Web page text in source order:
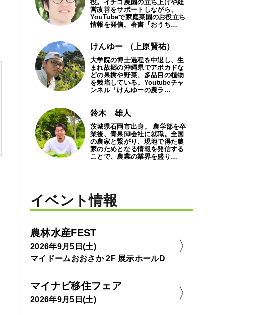
役。イチゴ農園の立ち上げや経
営改善をサポートしながら、
YouTubeで家庭菜園のお役立ち
情報を発信。著書『おうち…
けんゆー （上原賢祐）
大学院の博士過程を中退し、生
まれ故郷の沖縄県でアボカドな
どの果樹や野菜、多品目の植物
を栽培している。Youtubeチャ
ンネル「けんゆーの農ラ…
鈴木 雄人
茨城県石岡市出身。 農学部を卒
業後、青果卸会社に就職。全国
の農家と繋がり、現地で得た農
家のためとなる情報を発信する
ことで、農業の業界を盛り…
イベント情報
農林水産FEST
2026年9月5日(土)
マイドームおおさか 2F 展示ホールD
マイナビ移住フェア
2026年9月5日(土)